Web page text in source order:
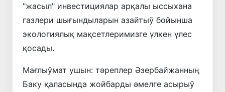
"жасыл" инвестициялар арқалы ыссыхана
газлери шығындыларын азайтыў бойынша
экологиялық мақсетлеримизге үлкен үлес
қосады.
Мағлыўмат ушын: тәреплер Әзербайжанның
Баку қаласында жойбарды әмелге асырыў